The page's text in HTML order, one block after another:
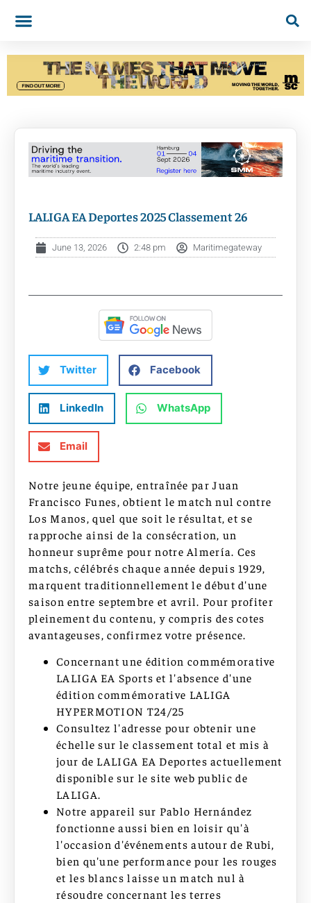
LALIGA EA Deportes 2025 Classement 26
June 13, 2026 2:48 pm Maritimegateway
Twitter Facebook
LinkedIn WhatsApp
Email
Notre jeune équipe, entraînée par Juan
Francisco Funes, obtient le match nul contre
Los Manos, quel que soit le résultat, et se
rapproche ainsi de la consécration, un
honneur suprême pour notre Almería. Ces
matchs, célébrés chaque année depuis 1929,
marquent traditionnellement le début d'une
saison entre septembre et avril. Pour profiter
pleinement du contenu, y compris des cotes
avantageuses, confirmez votre présence.
Concernant une édition commémorative
LALIGA EA Sports et l'absence d'une
édition commémorative LALIGA
HYPERMOTION T24/25
Consultez l'adresse pour obtenir une
échelle sur le classement total et mis à
jour de LALIGA EA Deportes actuellement
disponible sur le site web public de
LALIGA.
Notre appareil sur Pablo Hernández
fonctionne aussi bien en loisir qu'à
l'occasion d'événements autour de Rubi,
bien qu'une performance pour les rouges
et les blancs laisse un match nul à
résoudre concernant les terres